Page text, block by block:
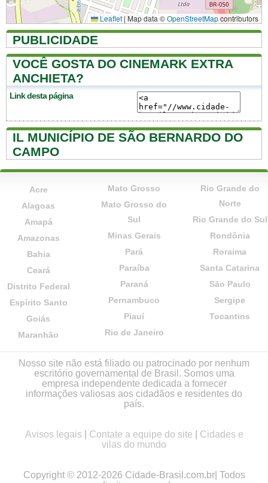
Leaflet|Map data ©OpenStreetMapcontributors
PUBLICIDADE
VOCÊ GOSTA DO CINEMARK EXTRA
ANCHIETA?
Link desta página
IL MUNICÍPIO DE SÃO BERNARDO DO
CAMPO
Acre
Alagoas
Amapá
Amazonas
Bahia
Ceará
Distrito Federal
Espírito Santo
Goiás
Maranhão
Mato Grosso
Mato Grosso do
Sul
Minas Gerais
Pará
Paraíba
Paraná
Pernambuco
Piauí
Rio de Janeiro
Rio Grande do
Norte
Rio Grande do Sul
Rondônia
Roraima
Santa Catarina
São Paulo
Sergipe
Tocantins
Nosso site não está filiado ou patrocinado por nenhum
escritório governamental de Brasil. Somos uma
empresa independente dedicada a fornecer
informações valiosas aos cidadãos e residentes do
país.
Avisos legais Contate a equipe do site
Cidades e
vilas do mundo
Copyright © 2012-2026 Cidade-Brasil.com.br| Todos